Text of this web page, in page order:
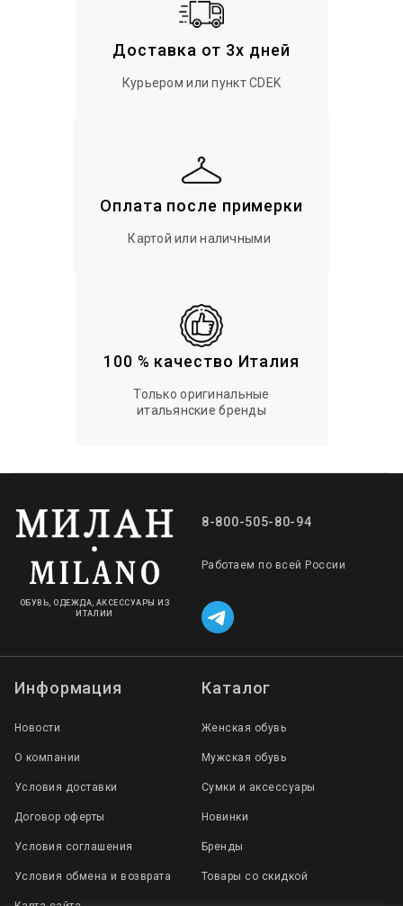
Доставка от 3х дней
Курьером или пункт CDEK
Оплата после примерки
Картой или наличными
100 % качество Италия
Только оригинальные
итальянские бренды
ОБУВЬ, ОДЕЖДА, АКСЕССУАРЫ ИЗ
ИТАЛИИ
8-800-505-80-94
Работаем по всей России
Информация
Новости
О компании
Условия доставки
Договор оферты
Условия соглашения
Условия обмена и возврата
Каталог
Женская обувь
Мужская обувь
Сумки и аксессуары
Новинки
Бренды
Товары со скидкой